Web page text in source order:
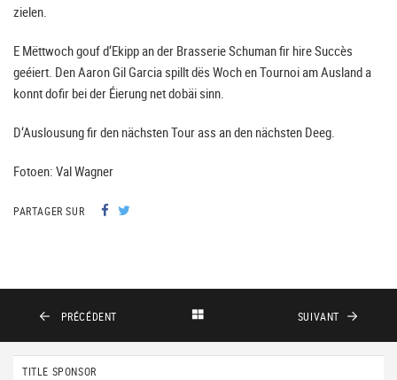
zielen.
E Mëttwoch gouf d‘Ekipp an der Brasserie Schuman fir hire Succès
geéiert. Den Aaron Gil Garcia spillt dës Woch en Tournoi am Ausland a
konnt dofir bei der Éierung net dobäi sinn.
D‘Auslousung fir den nächsten Tour ass an den nächsten Deeg.
Fotoen: Val Wagner
PARTAGER SUR
PRÉCÉDENT SUIVANT
TITLE SPONSOR